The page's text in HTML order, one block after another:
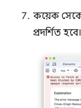
কয়েক
প্রদর্শিত হবে।